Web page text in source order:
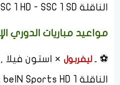
الناقلة SSC 1 HD - SSC 1 SD .
مواعيد مباريات الدوري
⚽ ـليفربول
الناقلة beIN Sports HD 1 .